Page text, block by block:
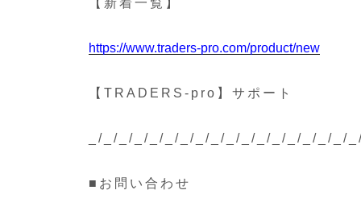
【新着一覧】
https://www.traders-pro.com/product/new
【TRADERS-pro】サポート
_/_/_/_/_/_/_/_/_/_/_/_/_/_/_/_/_/
■お問い合わせ